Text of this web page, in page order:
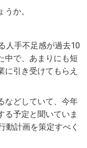
か。
人手不足感が過去10
中で、あまりにも短
に引き受けてもらえ
などしていて、今年
る予定と聞いていま
動計画を策定すべく